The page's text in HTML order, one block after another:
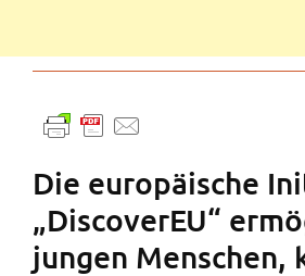
Die europäische
„DiscoverEU“
jungen Menschen,